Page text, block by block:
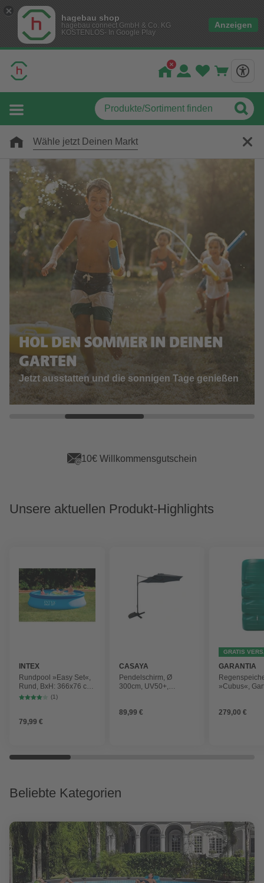
hagebau shop
hagebau connect GmbH & Co. KG
KOSTENLOS- In Google Play
Anzeigen
Wähle jetzt Deinen Markt
HOL DEN SOMMER IN DEINEN
GARTEN
Jetzt ausstatten und die sonnigen Tage genießen
10€ Willkommensgutschein
Unsere aktuellen Produkt-Highlights
INTEX
Rundpool »Easy Set«,
Rund, BxH: 366x76 cm,
blau
(1)
79,99 €
CASAYA
Pendelschirm, Ø
300cm, UV50+,
89,99 €
GRATIS
GARANTIA
»Cubus«,
279,00 €
Beliebte Kategorien